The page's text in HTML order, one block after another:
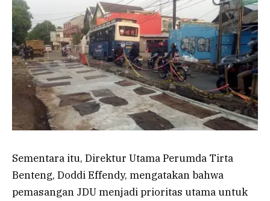
Sementara itu, Direktur Utama Perumda Tirta
Benteng, Doddi Effendy, mengatakan bahwa
pemasangan JDU menjadi prioritas utama untuk